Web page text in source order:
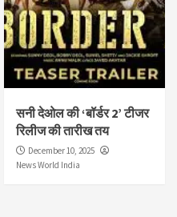
सनी देओल की ‘बॉर्डर 2’ टीजर
रिलीज की तारीख तय
December 10, 2025
News World India